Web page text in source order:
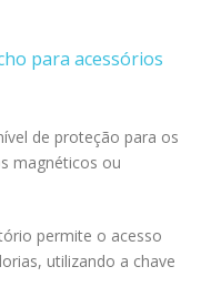
para acessórios
de proteção para os
magnéticos ou
permite o acesso
utilizando a chave